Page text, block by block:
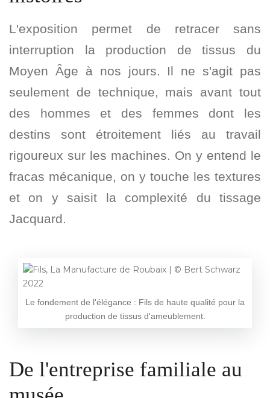
L'exposition permet de retracer sans
interruption la production de tissus du
Moyen Âge à nos jours. Il ne s'agit pas
seulement de technique, mais avant tout
des hommes et des femmes dont les
destins sont étroitement liés au travail
rigoureux sur les machines. On y entend le
fracas mécanique, on y touche les textures
et on y saisit la complexité du tissage
Jacquard.
Le fondement de l'élégance : Fils de haute qualité pour la
production de tissus d'ameublement.
De l'entreprise familiale au